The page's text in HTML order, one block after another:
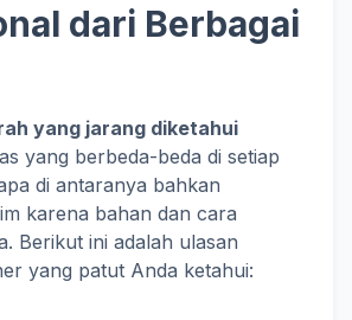
dari Berbagai
yang jarang diketahui
yang berbeda-beda di setiap
di antaranya bahkan
karena bahan dan cara
Berikut ini adalah ulasan
yang patut Anda ketahui: